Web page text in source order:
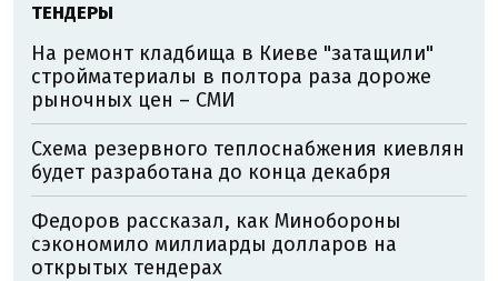
ТЕНДЕРЫ
На ремонт кладбища в Киеве "затащили"
стройматериалы в полтора раза дороже
рыночных цен – СМИ
Схема резервного теплоснабжения киевлян
будет разработана до конца декабря
Федоров рассказал, как Минобороны
сэкономило миллиарды долларов на
открытых тендерах